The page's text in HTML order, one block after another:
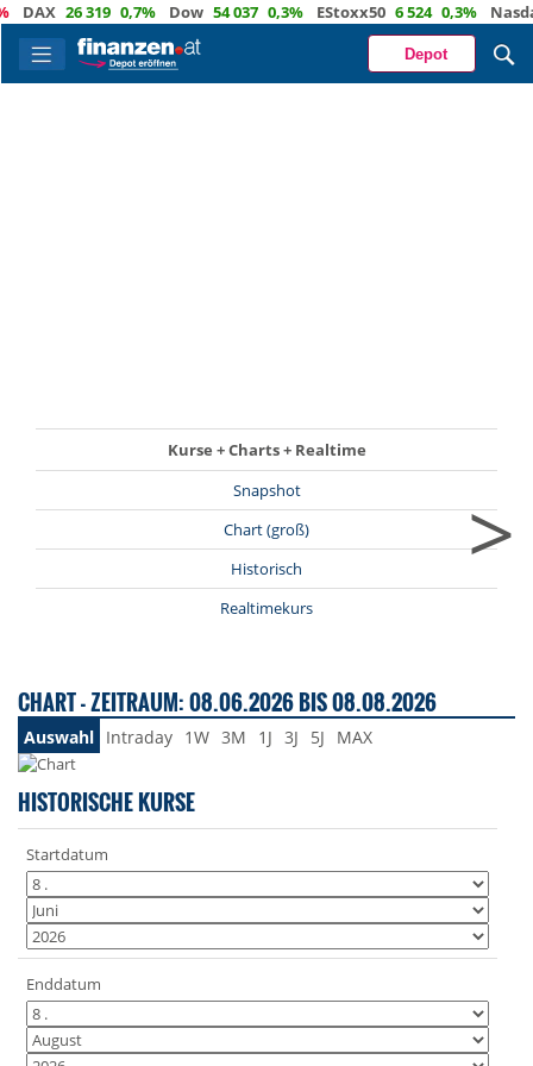
DAX 26 319 0,7% Dow 54 037 0,3% EStoxx50 6 524 0,3% Nasdaq
Depot
Kurse + Charts + Realtime
Snapshot
Chart (groß)
Historisch
Realtimekurs
>
CHART - ZEITRAUM: 08.06.2026 BIS 08.08.2026
Auswahl Intraday 1W 3M 1J 3J 5J MAX
HISTORISCHE KURSE
Startdatum
Enddatum